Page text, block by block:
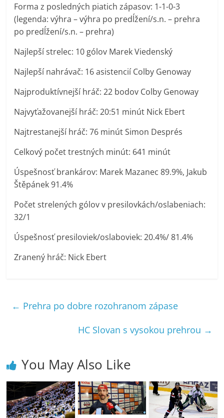
Forma z posledných piatich zápasov: 1-1-0-3
(legenda: výhra – výhra po predĺžení/s.n. – prehra
po predĺžení/s.n. – prehra)
Najlepší strelec: 10 gólov Marek Viedenský
Najlepší nahrávač: 16 asistencií Colby Genoway
Najproduktívnejší hráč: 22 bodov Colby Genoway
Najvyťažovanejší hráč: 20:51 minút Nick Ebert
Najtrestanejší hráč: 76 minút Simon Després
Celkový počet trestných minút: 641 minút
Úspešnosť brankárov: Marek Mazanec 89.9%, Jakub
Štěpánek 91.4%
Počet strelených gólov v presilovkách/oslabeniach:
32/1
Úspešnosť presiloviek/oslaboviek: 20.4%/ 81.4%
Zranený hráč: Nick Ebert
← Prehra po dobre rozohranom zápase
HC Slovan s vysokou prehrou →
You May Also Like